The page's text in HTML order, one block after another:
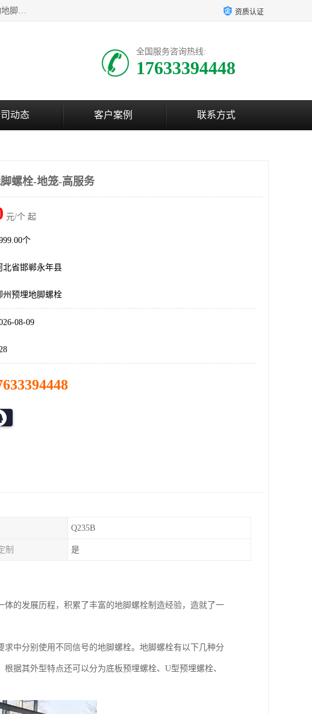
紧固件地脚螺栓的效果：1、将固定地脚螺栓与地面用水泥等物品灌溉在一起，可用来固定较小振荡和冲击的设备。2、活动地脚是一种可拆卸的地脚螺栓，可以固定有激烈振荡和冲击的大型机器设备。3、胀锚地脚螺栓用于固定比较简略且重量轻的设备，辅佐设备长期处于静止状态下。4、粘接地脚螺栓为一种使用广泛且常见的设备，它也是用来固定简略设备的小件。 资质认证
全国服务咨询热线:
17633394448
动态 客户案例 联系方式
螺栓-地笼-高服务
元/个 起
个
北省邯郸永年县
州预埋地脚螺栓
08-09
Q235B
制 是
的发展历程，积累了丰富的地脚螺栓制造经验，造就了一
中分别使用不同信号的地脚螺栓。地脚螺栓有以下几种分
据其外型特点还可以分为底板预埋螺栓、U型预埋螺栓、